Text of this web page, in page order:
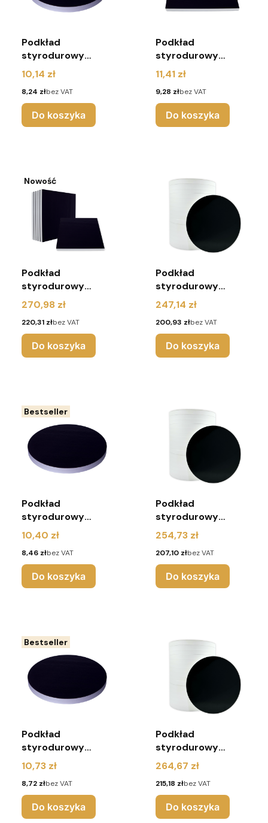
Podkład
styrodurowy
24cm czarny
okrągły - Urodziny
Cena
10,14 zł
Cena
8,24 złbez VAT
Do koszyka
Podkład
styrodurowy
25x25cm czarny
kwadrat
Cena
11,41 zł
Cena
9,28 złbez VAT
Do koszyka
Nowość
Podkład
styrodurowy
25x25cm czarny
kwadrat - 25 sztuk
Cena
270,98 zł
Cena
220,31 złbez VAT
Do koszyka
Podkład
styrodurowy
26cm czarny
Cena
247,14 zł
Cena
200,93 złbez VAT
Do koszyka
Bestseller
Podkład
styrodurowy
26cm czarny
okrągły - Urodziny
Cena
10,40 zł
Cena
8,46 złbez VAT
Do koszyka
Podkład
styrodurowy
28cm czarny
Cena
254,73 zł
Cena
207,10 złbez VAT
Do koszyka
Bestseller
Podkład
styrodurowy
28cm czarny
okrągły - Urodziny
Cena
10,73 zł
Cena
8,72 złbez VAT
Do koszyka
Podkład
styrodurowy
30cm czarny
Cena
264,67 zł
Cena
215,18 złbez VAT
Do koszyka